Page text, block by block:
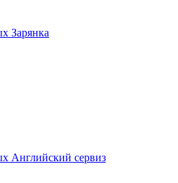
Зарянка
Английский сервиз